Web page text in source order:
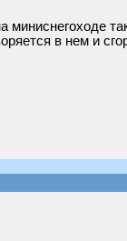
миниснегоходе
в нем и